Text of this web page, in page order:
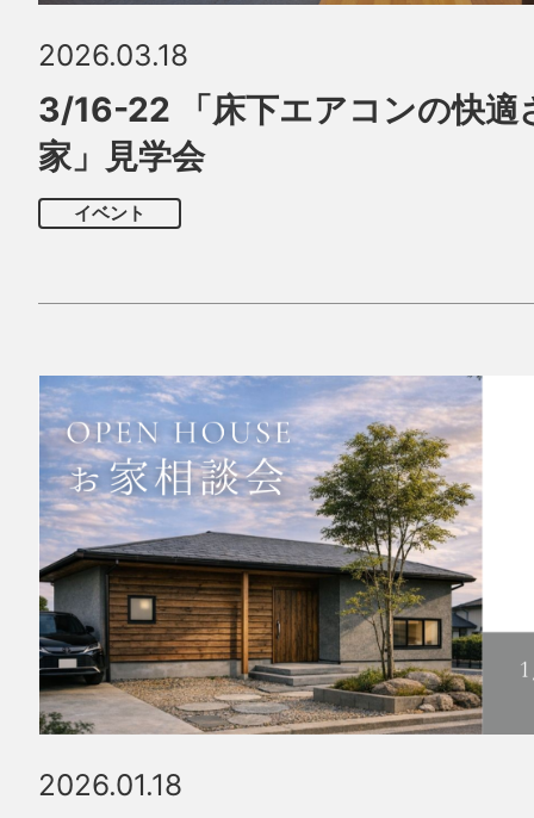
2026.03.18
3/16-22 「床下エアコンの快適
家」見学会
イベント
2026.01.18